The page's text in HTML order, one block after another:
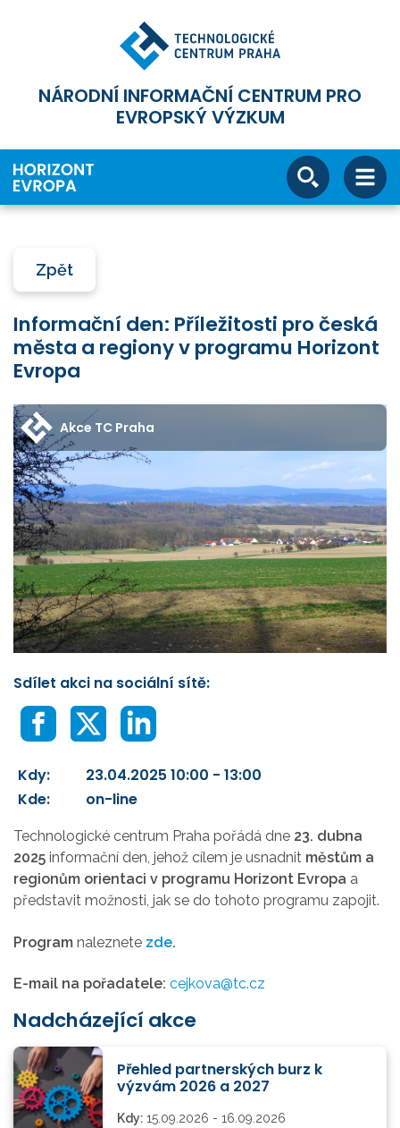
NÁRODNÍ INFORMAČNÍ CENTRUM PRO
EVROPSKÝ VÝZKUM
Zpět
Informační den: Příležitosti pro česká
města a regiony v programu Horizont
Evropa
Akce TC Praha
Sdílet akci na sociální sítě:
Kdy:
23.04.2025 10:00 - 13:00
Kde:
on-line
Technologické centrum Praha pořádá dne 23. dubna
2025 informační den, jehož cílem je usnadnit městům a
regionům orientaci v programu Horizont Evropa a
představit možnosti, jak se do tohoto programu zapojit.
Program naleznete zde.
E-mail na pořadatele: cejkova@tc.cz
Nadcházející akce
Přehled partnerských burz k
výzvám 2026 a 2027
Kdy: 15.09.2026 - 16.09.2026